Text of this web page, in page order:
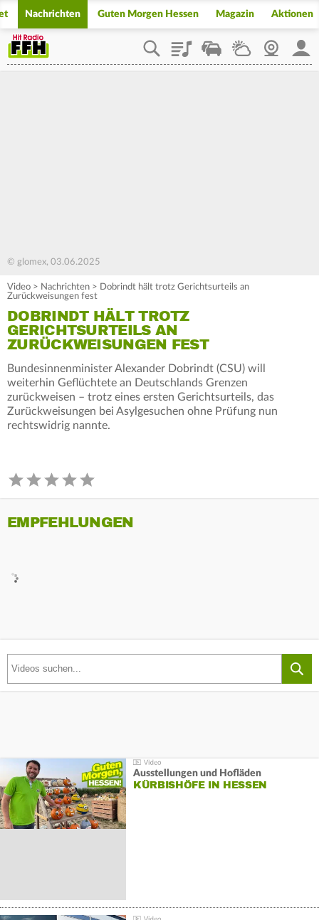
Nachrichten Guten Morgen Hessen Magazin Aktionen
PlaylistStaupilotWetterWebcam
© glomex, 03.06.2025
Video > Nachrichten > Dobrindt hält trotz Gerichtsurteils an
Zurückweisungen fest
DOBRINDT HÄLT TROTZ
GERICHTSURTEILS AN
ZURÜCKWEISUNGEN FEST
Bundesinnenminister Alexander Dobrindt (CSU) will
weiterhin Geflüchtete an Deutschlands Grenzen
zurückweisen – trotz eines ersten Gerichtsurteils, das
Zurückweisungen bei Asylgesuchen ohne Prüfung nun
rechtswidrig nannte.
EMPFEHLUNGEN
Ausstellungen und Hofläden
KÜRBISHÖFE IN HESSEN